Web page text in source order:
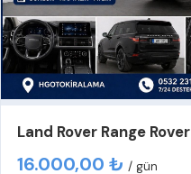
Land Rover Range Rover
16.000,00 ₺ / gün